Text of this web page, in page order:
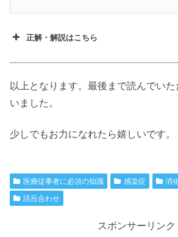
正解・解説はこちら
以上となります。最後まで読んでい
いました。
少しでもお力になれたら嬉しいです。
医療従事者に必須の知識 感染症 消
語呂合わせ
スポンサーリンク